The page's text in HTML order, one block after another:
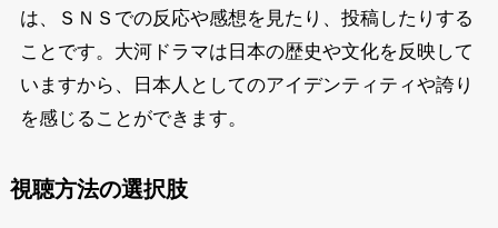
は、ＳＮＳでの反応や感想を見たり、投稿したりする
ことです。大河ドラマは日本の歴史や文化を反映して
いますから、日本人としてのアイデンティティや誇り
を感じることができます。
視聴方法の選択肢